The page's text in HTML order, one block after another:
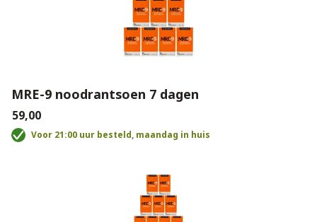
MRE-9 noodrantsoen 7 dagen
€59,00
Voor 21:00 uur besteld, maandag in huis